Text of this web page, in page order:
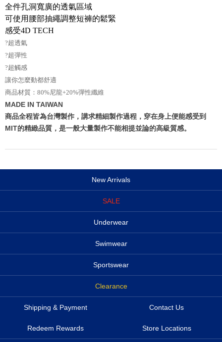
全件孔洞寬廣的透氣區域
可使用腰部抽繩調整短褲的鬆緊
感受4D TECH
?超透氣
?超彈性
?超觸感
讓你怎麼動都舒適
商品材質：80%尼龍+20%彈性纖維
MADE IN TAIWAN
商品全程皆為台灣製作，講求精細製作過程，穿在身上便能感受到
MIT的精緻品質，是一般大量製作不能相提並論的高級質感。
New Arrivals
SALE
Underwear
Swimwear
Sportswear
Clearance
Shipping & Payment Contact Us
Redeem Rewards Store Locations